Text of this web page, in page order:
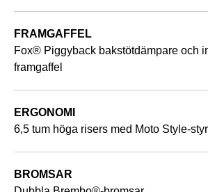
FRAMGAFFEL
Fox® Piggyback bakstötdämpare och
framgaffel
ERGONOMI
6,5 tum höga risers med Moto Style-
BROMSAR